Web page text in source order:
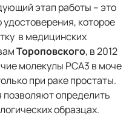
этап работы – это
которое
в медицинских
Тороповского, в 2012
молекулы PCA3 в моче
при раке простаты.
определить
образцах.